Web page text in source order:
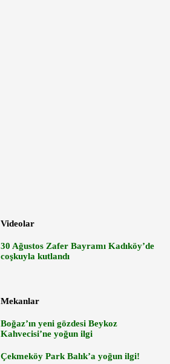
Videolar
30 Ağustos Zafer Bayramı Kadıköy’de
coşkuyla kutlandı
Mekanlar
Boğaz’ın yeni gözdesi Beykoz
Kahvecisi’ne yoğun ilgi
Çekmeköy Park Balık’a yoğun ilgi!